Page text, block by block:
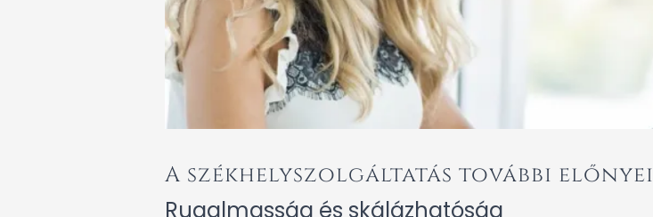
A székhelyszolgáltatás további előnyei
Rugalmasság és skálázhatóság